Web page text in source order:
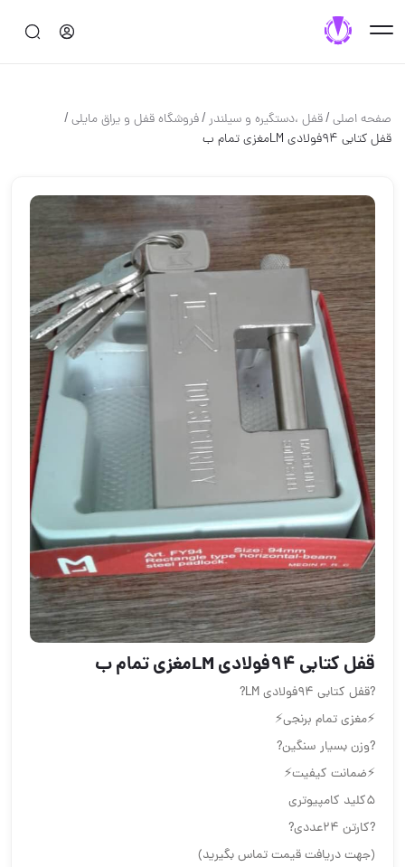
صفحه اصلی/قفل ،دستگيره و سيلندر/فروشگاه قفل و یراق مایلی/
قفل کتابی 94فولادی LM️مغزی تمام ب
قفل کتابی 94فولادی LM️مغزی تمام ب
?قفل کتابی 94فولادی LM?
⚡️مغزی تمام برنجی⚡️
?وزن بسیار سنگین?
⚡️ضمانت کیفیت⚡️
5کلید کامپیوتری
?کارتن 24عددی?
(جهت دریافت قیمت تماس بگیرید)